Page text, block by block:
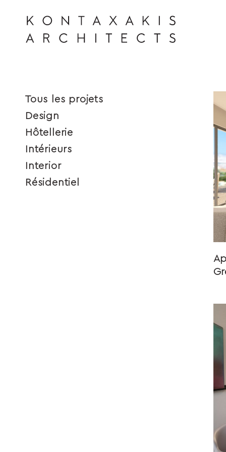
KONTAXAKIS ARCHITECTS
Tous les projets
Design
Hôtellerie
Intérieurs
Interior
Résidentiel